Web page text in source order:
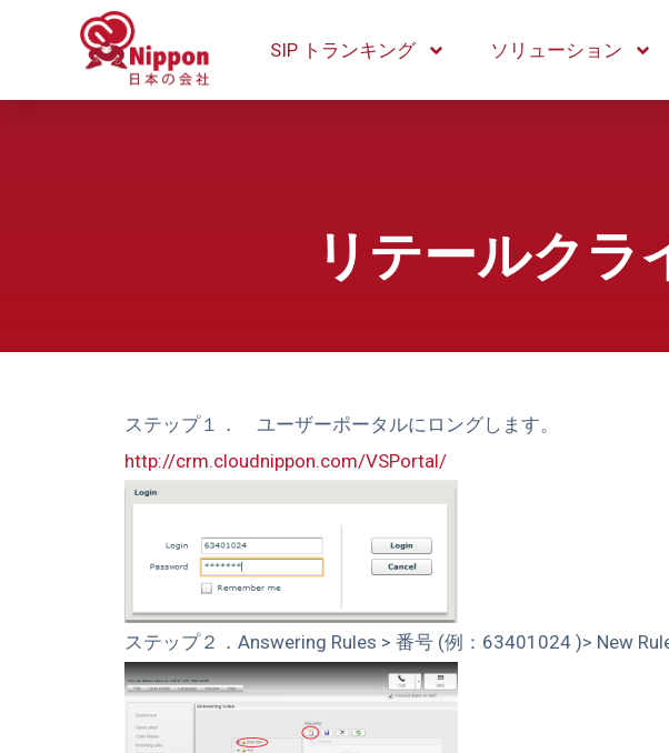
SIP トランキング ソリューション
リテールクラ
ステップ１． ユーザーポータルにロングします。
http://crm.cloudnippon.com/VSPortal/
ステップ２．Answering Rules > 番号 (例：63401024 )> New